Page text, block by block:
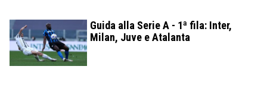
Guida alla Serie A - 1ª fila: Inter,
Milan, Juve e Atalanta